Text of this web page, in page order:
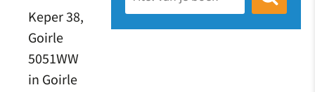
Keper 38,
Goirle
5051WW
in Goirle